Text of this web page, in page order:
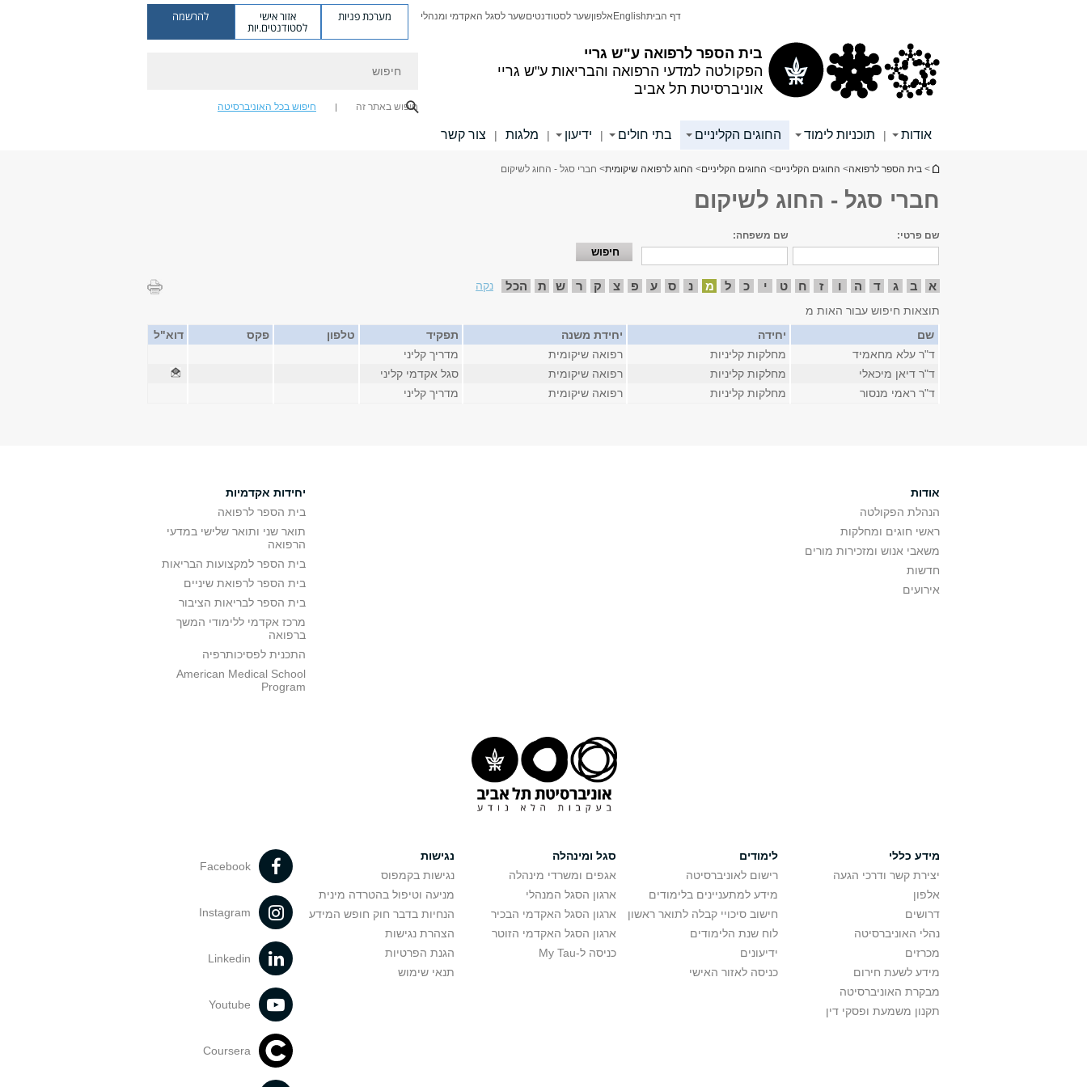
בית הספר לרפואה ע"ש גריי
הפקולטה למדעי הרפואה והבריאות ע"ש גריי
אוניברסיטת תל אביב
דף הביתEnglish אלפוןשער לסטודנטיםשער לסגל האקדמי ומנהלי מערכת פניות אזור אישי
לסטודנטים.יות
להרשמה
חיפוש באתר זה חיפוש בכל האוניברסיטה
אודות | תוכניות לימוד החוגים הקליניים בתי חולים | ידיעון | מלגות | צור קשר
הינך נמצא כאן
> בית הספר לרפואה> החוגים הקליניים> החוגים הקליניים> החוג לרפואה שיקומית> חברי סגל - החוג לשיקום
חברי סגל - החוג לשיקום
שם פרטי: שם משפחה:
א ב ג ד ה ו ז ח ט י כ ל מ נ ס ע פ צ ק ר ש ת הכל
נקה
תוצאות חיפוש עבור האות מ
שם
יחידה יחידת משנה תפקיד טלפון פקס
דוא"ל
ד"ר עלא מחאמיד
מחלקות קליניות רפואה שיקומית
מדריך קליני
ד"ר דיאן מיכאלי
מחלקות קליניות רפואה שיקומית
סגל אקדמי קליני
ד"ר ראמי מנסור
מחלקות קליניות רפואה שיקומית מדריך קליני
אודות
הנהלת הפקולטה
ראשי חוגים ומחלקות
משאבי אנוש ומזכירות מורים
חדשות
אירועים
יחידות אקדמיות
בית הספר לרפואה
תואר שני ותואר שלישי במדעי
הרפואה
בית הספר למקצועות הבריאות
בית הספר לרפואת שיניים
בית הספר לבריאות הציבור
מרכז אקדמי ללימודי המשך
ברפואה
התכנית לפסיכותרפיה
American Medical School
Program
מידע כללי
יצירת קשר ודרכי הגעה
אלפון
דרושים
נהלי האוניברסיטה
מכרזים
מידע לשעת חירום
מבקרת האוניברסיטה
תקנון משמעת ופסקי דין
לימודים
רישום לאוניברסיטה
מידע למתעניינים בלימודים
חישוב סיכויי קבלה לתואר ראשון
לוח שנת הלימודים
ידיעונים
כניסה לאזור האישי
סגל ומינהלה
אגפים ומשרדי מינהלה
ארגון הסגל המנהלי
ארגון הסגל האקדמי הבכיר
ארגון הסגל האקדמי הזוטר
כניסה ל-My Tau
נגישות
נגישות בקמפוס
מניעה וטיפול בהטרדה מינית
הנחיות בדבר חוק חופש המידע
הצהרת נגישות
הגנת הפרטיות
תנאי שימוש
Facebook
Instagram
Linkedin
Youtube
Coursera